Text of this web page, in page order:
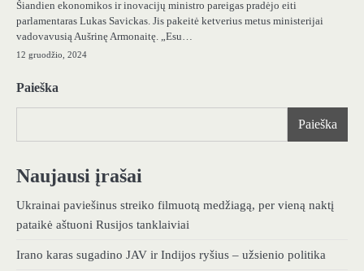
Šiandien ekonomikos ir inovacijų ministro pareigas pradėjo eiti
parlamentaras Lukas Savickas. Jis pakeitė ketverius metus ministerijai
vadovavusią Aušrinę Armonaitę. „Esu…
12 gruodžio, 2024
Paieška
Paieška
Naujausi įrašai
Ukrainai paviešinus streiko filmuotą medžiagą, per vieną naktį
pataikė aštuoni Rusijos tanklaiviai
Irano karas sugadino JAV ir Indijos ryšius – užsienio politika